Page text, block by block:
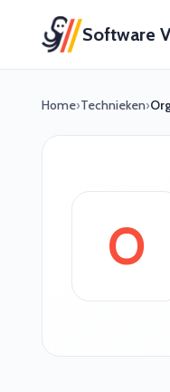
Software
Home›Technieken›
O